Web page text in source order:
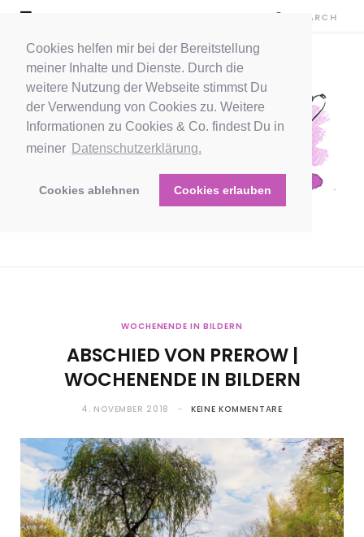
Cookies helfen mir bei der Bereitstellung
meiner Inhalte und Dienste. Durch die
weitere Nutzung der Webseite stimmst Du
der Verwendung von Cookies zu. Weitere
Informationen zu Cookies & Co. findest Du in
meiner Datenschutzerklärung.
Cookies ablehnen Cookies erlauben
WOCHENENDE IN BILDERN
ABSCHIED VON PREROW |
WOCHENENDE IN BILDERN
4. NOVEMBER 2018 KEINE KOMMENTARE